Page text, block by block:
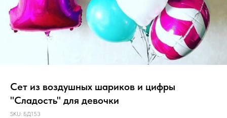
Сет из воздушных шариков и цифры
"Сладость" для девочки
SKU: БД153